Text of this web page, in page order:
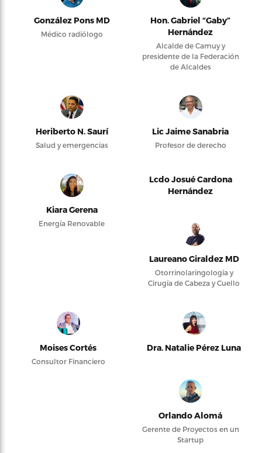
González Pons MD
Médico radiólogo
Hon. Gabriel “Gaby”
Hernández
Alcalde de Camuy y
presidente de la Federación
de Alcaldes
Heriberto N. Saurí
Salud y emergencias
Lic Jaime Sanabria
Profesor de derecho
Kiara Gerena
Energía Renovable
Lcdo Josué Cardona
Hernández
Laureano Giraldez MD
Otorrinolaringología y
Cirugía de Cabeza y Cuello
Moises Cortés
Consultor Financiero
Dra. Natalie Pérez Luna
Orlando Alomá
Gerente de Proyectos en un
Startup